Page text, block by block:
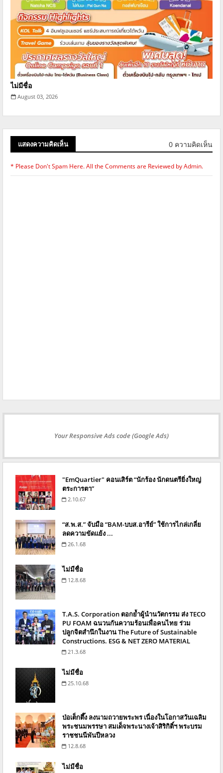
ไม่มีชื่อ
August 03, 2026
แสดงความคิดเห็น 0 ความคิดเห็น
* Please Don't Spam Here. All the Comments are Reviewed by Admin.
Your Responsive Ads code (Google Ads)
"EmQuartier" คอนเสิร์ต “นักร้อง นักดนตรียิ่งใหญ่
ตระการตา”
2.10.67
“ส.พ.ส.” จับมือ “BAM-บบส.อารีย์” ใช้การไกล่เกลี่ย
ลดความขัดแย้ง ...
26.1.68
ไม่มีชื่อ
12.8.68
T.A.S. Corporation ตอกย้ำผู้นำนวัตกรรม ส่ง TECO
PU FOAM ฉนวนกันความร้อนเพื่อคนไทย ร่วม
ปลูกจิตสำนึกในงาน The Future of Sustainable
Constructions. ESG & NET ZERO MATERIAL
21.3.68
ไม่มีชื่อ
25.10.68
ป่อเต็กตึ๊ง ลงนามถวายพระพร เนื่องในโอกาสวันเฉลิม
พระชนมพรรษา สมเด็จพระนางเจ้าสิริกิติ์ฯ พระบรม
ราชชนนีพันปีหลวง
12.8.68
ไม่มีชื่อ